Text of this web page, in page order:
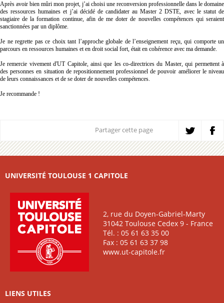
Après avoir bien mûri mon projet, j’ai choisi une reconversion professionnelle dans le domaine
des ressources humaines et j’ai décidé de candidater au Master 2 DSTE, avec le statut de
stagiaire de la formation continue, afin de me doter de nouvelles compétences qui seraient
sanctionnées par un diplôme.
Je ne regrette pas ce choix tant l’approche globale de l’enseignement reçu, qui comporte un
parcours en ressources humaines et en droit social fort, était en cohérence avec ma demande.
Je remercie vivement d'UT Capitole, ainsi que les co-directrices du Master, qui permettent à
des personnes en situation de repositionnement professionnel de pouvoir améliorer le niveau
de leurs connaissances et de se doter de nouvelles compétences.
Je recommande !
Partager cette page
UNIVERSITÉ TOULOUSE 1 CAPITOLE
2, rue du Doyen-Gabriel-Marty
31042 Toulouse Cedex 9 - France
Tél. : 05 61 63 35 00
Fax : 05 61 63 37 98
www.ut-capitole.fr
LIENS UTILES